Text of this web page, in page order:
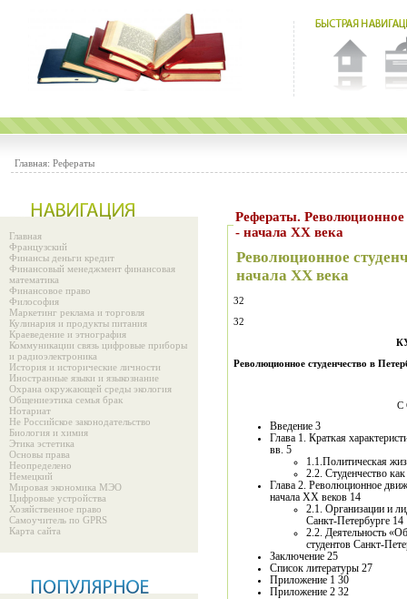
Главная: Рефераты
Главная
Французский
Финансы деньги кредит
Финансовый менеджмент финансовая
математика
Финансовое право
Философия
Маркетинг реклама и торговля
Кулинария и продукты питания
Краеведение и этнография
Коммуникации связь цифровые приборы
и радиоэлектроника
История и исторические личности
Иностранные языки и языкознание
Охрана окружающей среды экология
Общениеэтика семья брак
Нотариат
Не Российское законодательство
Биология и химия
Этика эстетика
Основы права
Неопределено
Немецкий
Мировая экономика МЭО
Цифровые устройства
Хозяйственное право
Самоучитель по GPRS
Карта сайта
Рефераты. Революционное
- начала ХХ века
Революционное
начала ХХ века
32
32
Революционное студенчество в
С
Введение 3
Глава 1. Краткая характеристика политической жизни в России на рубеже Х1Х-ХХ
вв. 5
1.1.Политическая
2.2. Студенчество
Глава 2. Революционное движение в студенческой среде Петербурга конца Х1Х -
начала ХХ веков 14
2.1. Организации и
Санкт-Петербурге 14
2.2. Деятельность
студентов Санкт-
Заключение 25
Список литературы 27
Приложение 1 30
Приложение 2 32